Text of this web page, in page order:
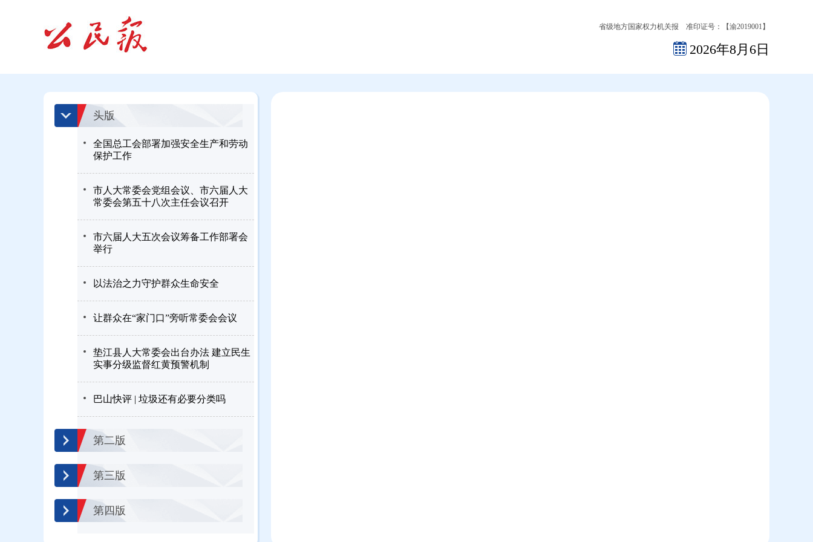
省级地方国家权力机关报 准印证号：【渝2019001】
2026年8月6日
头版
全国总工会部署加强安全生产和劳动
保护工作
市人大常委会党组会议、市六届人大
常委会第五十八次主任会议召开
市六届人大五次会议筹备工作部署会
举行
以法治之力守护群众生命安全
让群众在“家门口”旁听常委会会议
垫江县人大常委会出台办法 建立民生
实事分级监督红黄预警机制
巴山快评 | 垃圾还有必要分类吗
第二版
第三版
第四版